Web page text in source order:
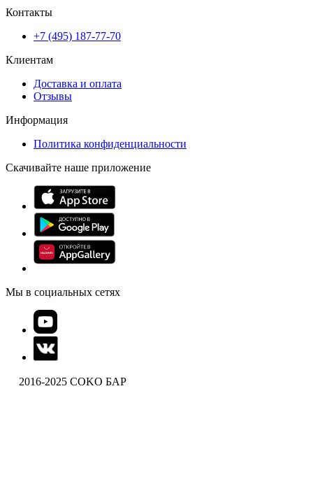
Контакты
+7 (495) 187-77-70
Клиентам
Доставка и оплата
Отзывы
Информация
Политика конфиденциальности
Скачивайте наше приложение
Мы в социальных сетях
2016-2025 COKO БАР